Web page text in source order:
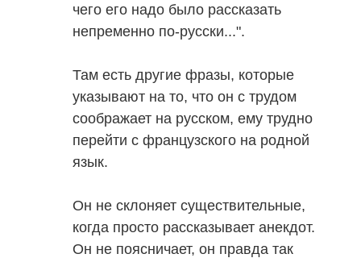
чего его надо было рассказать
непременно по-русски...".
Там есть другие фразы, которые
указывают на то, что он с трудом
соображает на русском, ему трудно
перейти с французского на родной
язык.
Он не склоняет существительные,
когда просто рассказывает анекдот.
Он не поясничает, он правда так